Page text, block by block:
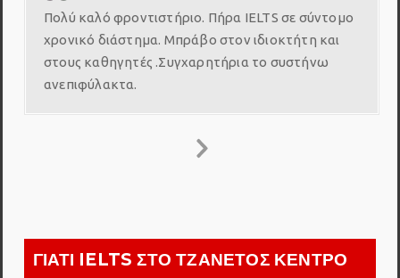
Πολύ καλό φροντιστήριο. Πήρα IELTS σε σύντομο
χρονικό διάστημα. Μπράβο στον ιδιοκτήτη και
στους καθηγητές .Συγχαρητήρια το συστήνω
ανεπιφύλακτα.
ΓΙΑΤΙ IELTS ΣΤΟ ΤΖΑΝΕΤΟΣ ΚΕΝΤΡΟ